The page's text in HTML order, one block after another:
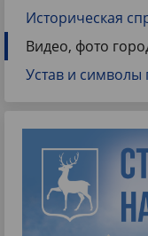
Историческая
Видео, фото
Устав и символы